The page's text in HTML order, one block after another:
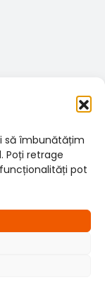
să îmbunătățim
Poți retrage
pot
×